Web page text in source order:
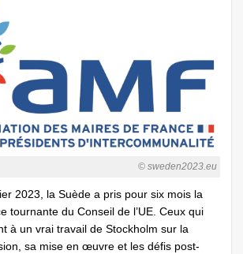
© sweden2023.eu
2023, la Suède a pris pour six mois la
tournante du Conseil de l’UE. Ceux qui
à un vrai travail de Stockholm sur la
sa mise en œuvre et les défis post-